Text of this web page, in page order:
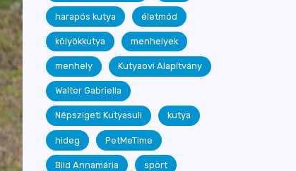
harapós kutya életmód
kölyökkutya menhelyek
menhely Kutyaovi Alapítvány
Walter Gabriella
Népszigeti Kutyasuli kutya
hideg PetMeTime
Bild Annamária sport